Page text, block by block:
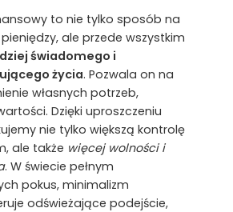
to nie tylko sposób na
ale przede wszystkim
świadomego i
życia. Pozwala on na
własnych potrzeb,
Dzięki uproszczeniu
nie tylko większą kontrolę
ale także więcej wolności i
. W świecie pełnym
pokus, minimalizm
odświeżające podejście,